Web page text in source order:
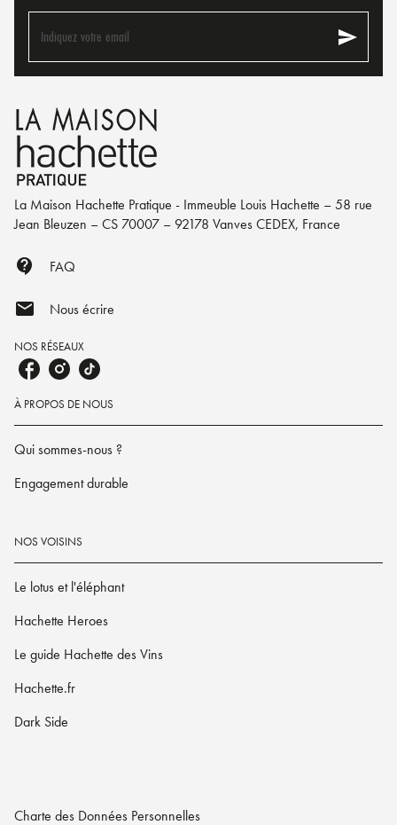
Indiquez votre email send
La Maison Hachette Pratique - Immeuble Louis Hachette – 58 rue
Jean Bleuzen – CS 70007 – 92178 Vanves CEDEX, France
contact_support FAQ
mail Nous écrire
NOS RÉSEAUX
À PROPOS DE NOUS
Qui sommes-nous ?
Engagement durable
NOS VOISINS
Le lotus et l'éléphant
Hachette Heroes
Le guide Hachette des Vins
Hachette.fr
Dark Side
Charte des Données Personnelles